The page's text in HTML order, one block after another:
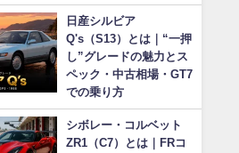
日産シルビア
Q's（S13）とは｜“一押
し”グレードの魅力とス
ペック・中古相場・GT7
での乗り方
シボレー・コルベット
ZR1（C7）とは｜FRコ